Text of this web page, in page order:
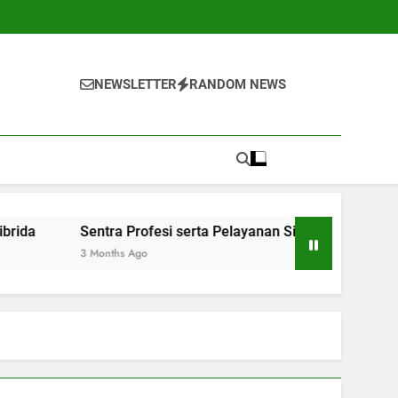
NEWSLETTER RANDOM NEWS
Profesi serta Pelayanan Siswa: Jembatan Ke Kesuksesan